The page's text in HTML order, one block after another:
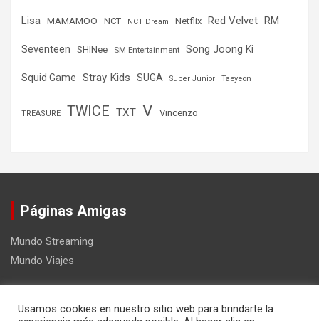
Lisa MAMAMOO NCT NCT Dream Netflix Red Velvet RM
Seventeen SHINee SM Entertainment Song Joong Ki
Squid Game Stray Kids SUGA Super Junior Taeyeon
TREASURE TWICE TXT V Vincenzo
Páginas Amigas
Mundo Streaming
Mundo Viajes
Usamos cookies en nuestro sitio web para brindarte la